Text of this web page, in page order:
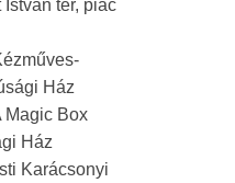
tér, piac
Ház
Magic Box
Ház
Karácsonyi